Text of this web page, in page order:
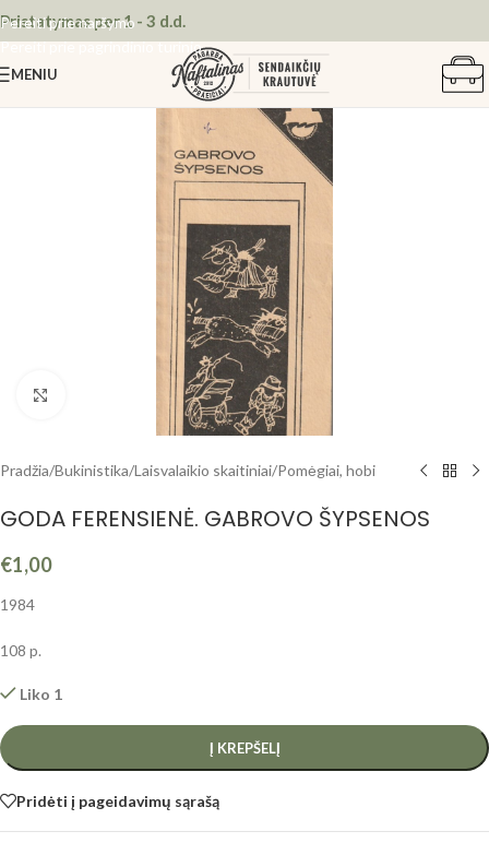
Pereiti prie naršymo
Pereiti prie pagrindinio turinio
Pristatymas per 1 - 3 d.d.
MENIU
Spustelėkite, kad padidintumėte
Pradžia/Bukinistika/Laisvalaikio skaitiniai/Pomėgiai, hobi
GODA FERENSIENĖ. GABROVO ŠYPSENOS
€1,00
1984
108 p.
Liko 1
Į KREPŠELĮ
Pridėti į pageidavimų sąrašą